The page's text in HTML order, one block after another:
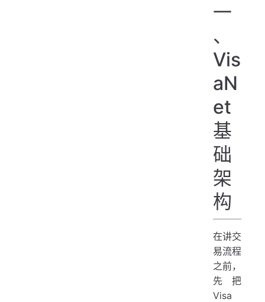
一
、
Vis
aN
et
基
础
架
构
在讲交
易流程
之前，
先把
Visa